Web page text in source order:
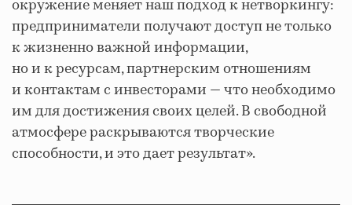
окружение меняет наш подход к нетворкингу:
предприниматели получают доступ не только
к жизненно важной информации,
но и к ресурсам, партнерским отношениям
и контактам с инвесторами — что необходимо
им для достижения своих целей. В свободной
атмосфере раскрываются творческие
способности, и это дает результат».